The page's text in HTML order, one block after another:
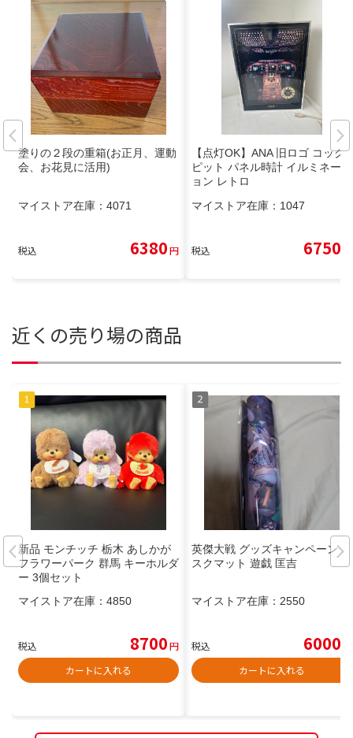
塗りの２段の重箱(お正月、運動
会、お花見に活用)
マイストア在庫： 4071
税込 6380円
【点灯OK】ANA 旧ロゴ コック
ピット パネル時計 イルミネーシ
ョン レトロ
マイストア在庫： 1047
税込 6750
近くの売り場の商品
新品 モンチッチ 栃木 あしかが
フラワーパーク 群馬 キーホルダ
ー 3個セット
マイストア在庫： 4850
税込 8700円
カートに入れる
英傑大戦 グッズキャンペーン デ
スクマット 遊戯 匡吉
マイストア在庫： 2550
税込 6000
カートに入れる